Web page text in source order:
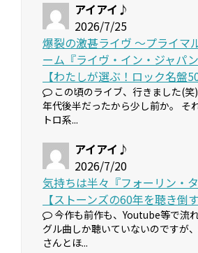
アイアイ♪
2026/7/25
爆裂の激甚ライヴ 〜プライマ
ーム『ライヴ・イン・ジャパ
【わたしが選ぶ！ロック名盤
この頃のライブ、行きました(笑
年代後半だったから少し前か。 そ
トロ系...
アイアイ♪
2026/7/20
気持ちは半々『フォーリン・タ
【ストーンズの60年を聴き倒
今作も前作も、Youtube等で流
グル曲しか聴いていないのですが
さんとほ...